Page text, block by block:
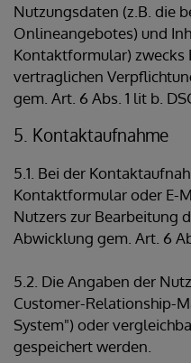
Nutzungsdaten (z.B. die
Onlineangebotes) und
Kontaktformular) zwecks
vertraglichen
gem. Art. 6 Abs. 1 lit b.
5. Kontaktaufnahme
5.1. Bei der
Kontaktformular oder E-
Nutzers zur Bearbeitung
Abwicklung gem. Art. 6
5.2. Die Angaben der
Customer-Relationship-
System") oder
gespeichert werden.